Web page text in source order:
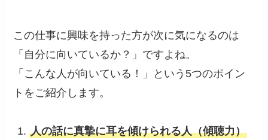
この仕事に興味を持った方が次に気になるのは
「自分に向いているか？」ですよね。
「こんな人が向いている！」という5つのポイン
トをご紹介します。
人の話に真摯に耳を傾けられる人（傾聴力）